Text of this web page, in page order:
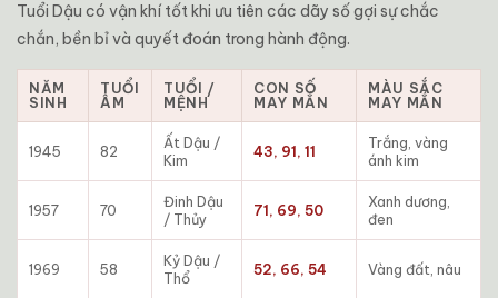
Tuổi Dậu có vận khí tốt khi ưu tiên các dãy số gợi sự chắc
chắn, bền bỉ và quyết đoán trong hành động.
NĂM
SINH
TUỔI
ÂM
TUỔI /
MỆNH
CON SỐ
MAY MẮN
MÀU SẮC
MAY MẮN
1945 82
Ất Dậu /
Kim
43, 91, 11
Trắng, vàng
ánh kim
1957 70
Đinh Dậu
/ Thủy
71, 69, 50
Xanh dương,
đen
1969 58
Kỷ Dậu /
Thổ
52, 66, 54 Vàng đất, nâu